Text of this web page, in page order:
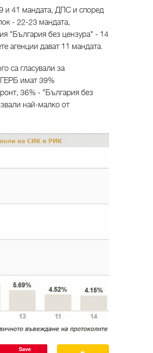
и 41 мандата, ДПС и според
- 22-23 мандата,
"България без цензура" - 14
агенции дават 11 мандата.
са гласували за
имат 39%
36% - "България без
най-малко от
Save